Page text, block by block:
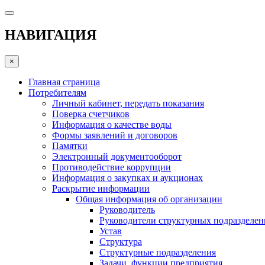
НАВИГАЦИЯ
×
Главная страница
Потребителям
Личный кабинет, передать показания
Поверка счетчиков
Информация о качестве воды
Формы заявлений и договоров
Памятки
Электронный документооборот
Противодействие коррупции
Информация о закупках и аукционах
Раскрытие информации
Общая информация об организации
Руководитель
Руководители структурных
Устав
Структура
Структурные подразделения
Задачи, функции предприятия